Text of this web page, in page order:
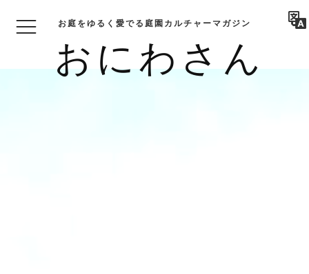
おにわさん
お庭をゆるく愛でる庭園カルチャーマガジン